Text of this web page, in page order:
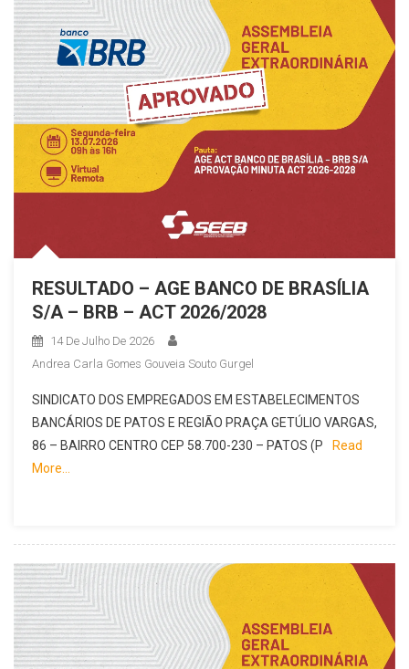
RESULTADO – AGE BANCO DE BRASÍLIA
S/A – BRB – ACT 2026/2028
14 De Julho De 2026
Andrea Carla Gomes Gouveia Souto Gurgel
SINDICATO DOS EMPREGADOS EM ESTABELECIMENTOS
BANCÁRIOS DE PATOS E REGIÃO PRAÇA GETÚLIO VARGAS,
86 – BAIRRO CENTRO CEP 58.700-230 – PATOS (P
Read
More…